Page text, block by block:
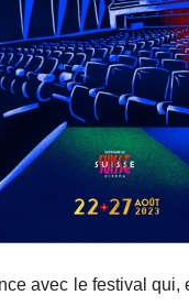
avec le festival qui,